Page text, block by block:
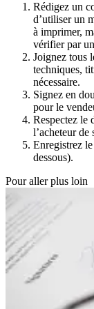
Rédigez un
d’utiliser un
à imprimer,
vérifier par
Joignez tous
techniques,
nécessaire.
Signez en
pour le
Respectez le
l’acheteur de
Enregistrez
dessous).
Pour aller plus loin